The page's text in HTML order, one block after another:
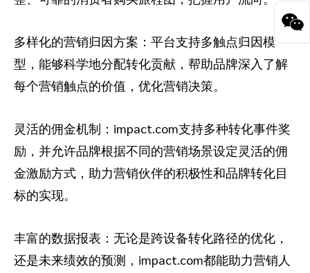
多样化的营销归因方案：平台支持多触点归因模
型，能够科学地分配转化贡献，帮助品牌深入了解
每个营销触点的价值，优化营销决策。
灵活的佣金机制：impact.com支持多种转化事件奖
励，并允许品牌根据不同的营销场景设定灵活的佣
金激励方式，助力营销伙伴的积极性和品牌转化目
标的实现。
丰富的数据报表：无论是跨设备转化路径的优化，
还是未来绩效的预测，impact.com都能助力营销人